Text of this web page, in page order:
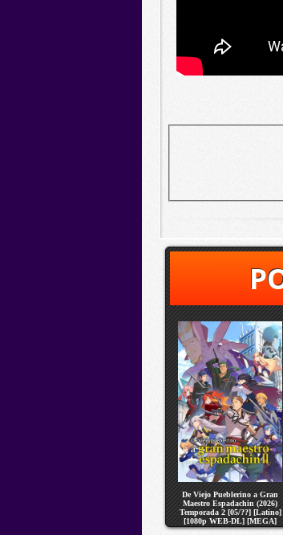
De Viejo Pueblerino a Gran
Maestro Espadachin (2026)
Temporada 2 [05/??] [Latino]
[1080p WEB-DL] [MEGA]
[VS]